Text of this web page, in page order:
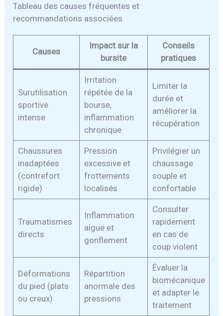
Tableau des causes fréquentes et
recommandations associées
Causes
Impact sur la
bursite
Conseils
pratiques
Surutilisation
sportive
intense
Irritation
répétée de la
bourse,
inflammation
chronique
Limiter la
durée et
améliorer la
récupération
Chaussures
inadaptées
(contrefort
rigide)
Pression
excessive et
frottements
localisés
Privilégier un
chaussage
souple et
confortable
Traumatismes
directs
Inflammation
aiguë et
gonflement
Consulter
rapidement
en cas de
coup violent
Déformations
du pied (plats
ou creux)
Répartition
anormale des
pressions
Évaluer la
biomécanique
et adapter le
traitement